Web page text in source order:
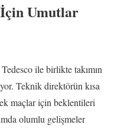
Umutlar
ile birlikte takımın
Teknik direktörün kısa
maçlar için beklentileri
olumlu gelişmeler